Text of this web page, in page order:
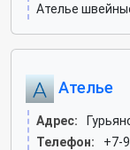
Ателье
Ателье
Адрес:
Телефон:
+7-